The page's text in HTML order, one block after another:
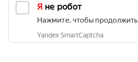
Я не робот
Нажмите, чтобы продолжить
Yandex SmartCaptcha